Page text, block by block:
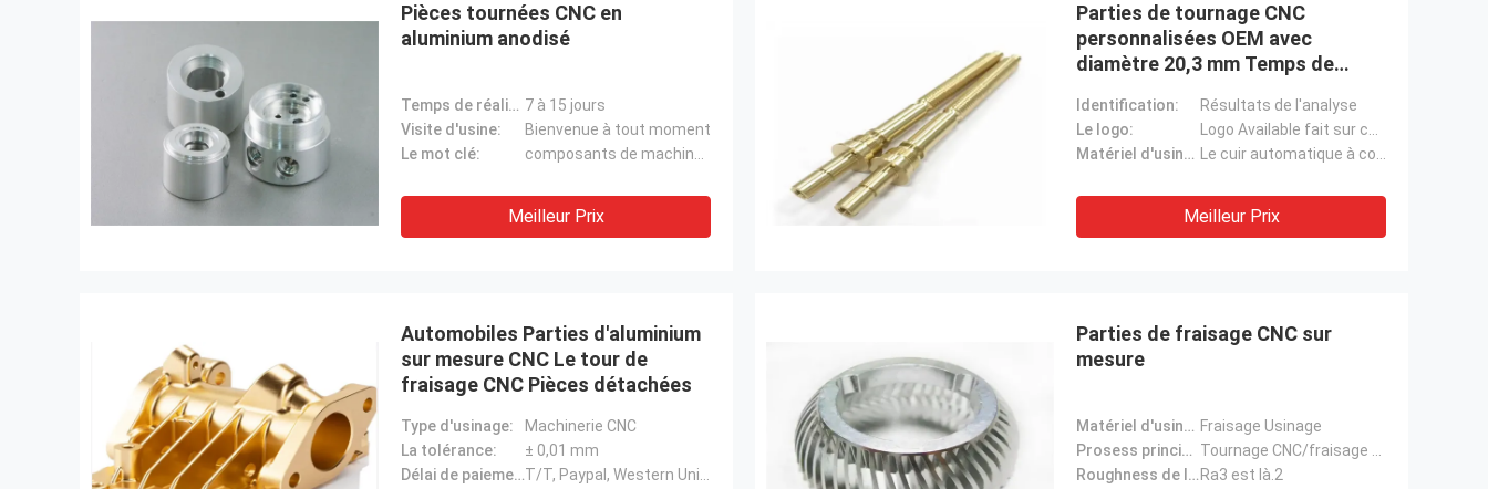
Pièces tournées CNC en
aluminium anodisé
Temps de réalisation: 7 à 15 jours
Visite d'usine:
Bienvenue à tout moment
Le mot clé:
composants de machine de commande numérique par ordinateur
Meilleur Prix
Parties de tournage CNC
personnalisées OEM avec
diamètre 20,3 mm Temps de
Identification:
Résultats de l'analyse
Le logo:
Logo Available fait sur commande
Matériel d'usinage:
Le cuir automatique à commande numérique
Meilleur Prix
Automobiles Parties d'aluminium
sur mesure CNC Le tour de
fraisage CNC Pièces détachées
Type d'usinage:
Machinerie CNC
La tolérance:
± 0,01 mm
Délai de paiement:
T/T, Paypal, Western Union, L/C
Parties de fraisage CNC sur
mesure
Matériel d'usinage: Fraisage Usinage
Prosess principal:
Tournage CNC/fraisage CNC, etc.
Roughness de la surface: Ra3 est là.2